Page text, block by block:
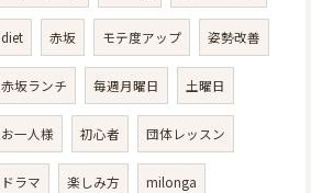
diet 赤坂 モテ度アップ 姿勢改善
赤坂ランチ 毎週月曜日 土曜日
お一人様 初心者 団体レッスン
ドラマ 楽しみ方 milonga